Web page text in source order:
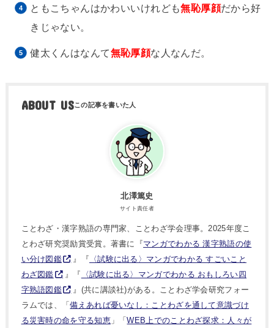
ともこちゃんはかわいいけれども無恥厚顔だから好
きじゃない。
健太くんはなんて無恥厚顔な人なんだ。
ABOUT US
北澤篤史
サイト責任者
ことわざ・漢字熟語の専門家、ことわざ学会理事。2025年度こ
とわざ研究奨励賞受賞。著書に『マンガでわかる 漢字熟語の使
い分け図鑑
』『 〈試験に出る〉マンガでわかる すごいこと
わざ図鑑
』『
〈試験に出る〉マンガでわかる おもしろい四
字熟語図鑑
』(共に講談社)がある。ことわざ学会研究フォー
ラムでは、「備えあれば憂いなし：ことわざを通して意識づけ
る災害時の命を守る知恵」「WEB上でのことわざ探求：人々が